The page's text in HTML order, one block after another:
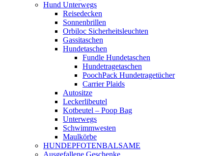
Hund Unterwegs
Reisedecken
Sonnenbrillen
Orbiloc Sicherheitsleuchten
Gassitaschen
Hundetaschen
Fundle Hundetaschen
Hundetragetaschen
PoochPack Hundetragetücher
Carrier Plaids
Autositze
Leckerlibeutel
Kotbeutel – Poop Bag
Unterwegs
Schwimmwesten
Maulkörbe
HUNDEPFOTENBALSAME
Ausgefallene Geschenke